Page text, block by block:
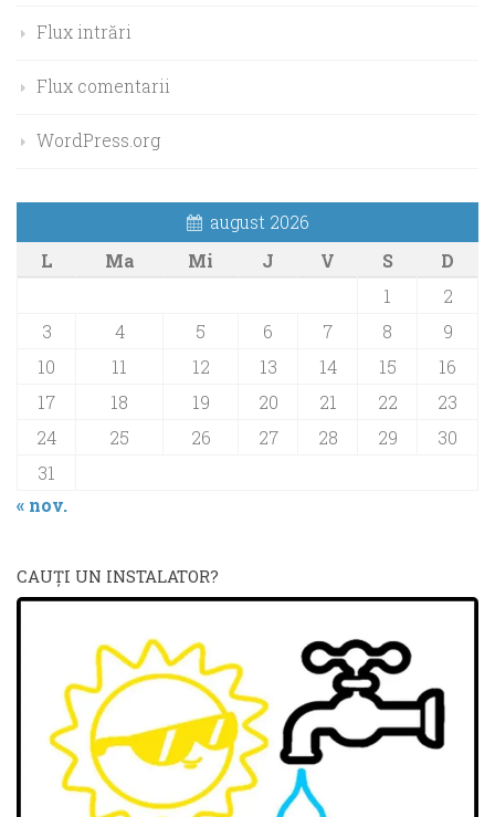
Flux intrări
Flux comentarii
WordPress.org
august 2026
L
Ma Mi J V S
D
1
2
3
4 5 6 7 8
9
10
11 12 13 14 15
16
17
18 19 20 21 22
23
24
25 26 27 28 29
30
31
« nov.
CAUŢI UN INSTALATOR?